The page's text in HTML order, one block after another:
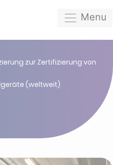
Menu
zur Zertifizierung von
(weltweit)